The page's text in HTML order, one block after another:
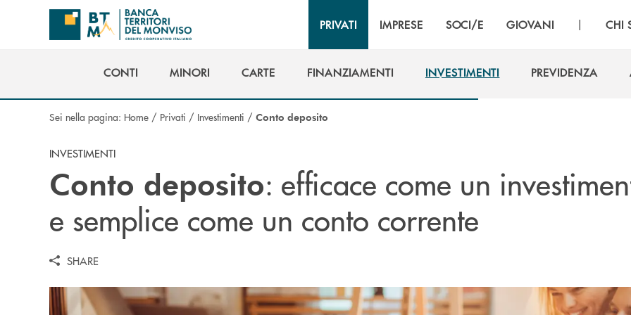
Salta al contenuto principale
PRIVATI IMPRESE SOCI/E GIOVANI | CHI
CONTI
MINORI
CARTE
FINANZIAMENTI
INVESTIMENTI
PREVIDENZA
Sei nella pagina: Home / Privati / Investimenti / Conto deposito
INVESTIMENTI
Conto deposito: efficace come un
e semplice come un conto corrente
SHARE